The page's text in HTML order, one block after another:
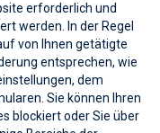
erforderlich und
werden. In der Regel
von Ihnen getätigte
entsprechen, wie
dem
Sie können Ihren
blockiert oder Sie über